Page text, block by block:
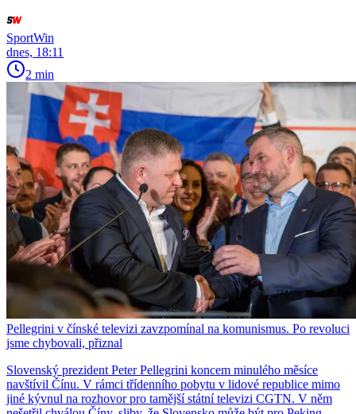
SportWin
dnes, 18:11
2 min
Pellegrini v čínské televizi zavzpomínal na komunismus. Po revoluci
jsme chybovali, přiznal
Slovenský prezident Peter Pellegrini koncem minulého měsíce
navštívil Čínu. V rámci třídenního pobytu v lidové republice mimo
jiné kývnul na rozhovor pro tamější státní televizi CGTN. V něm